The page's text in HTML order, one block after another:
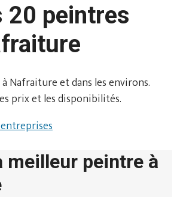
20 peintres
Nafraiture et dans les environs.
prix et les disponibilités.
meilleur peintre à